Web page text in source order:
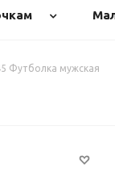
Футболка мужская